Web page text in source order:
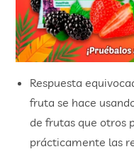
Respuesta
fruta se hace
de frutas que otros
prácticamente las